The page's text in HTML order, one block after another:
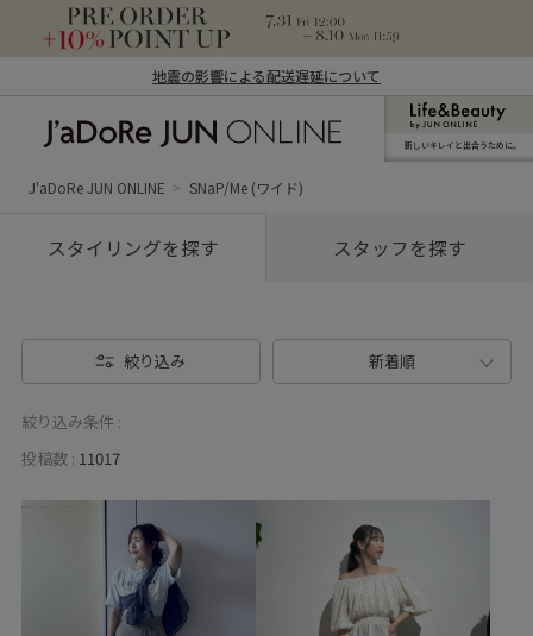
地震の影響による配送遅延について
ン オンライン）
新しいキレイと出合うために。
J'aDoRe JUN ONLINE SNaP/Me (ワイド)
スタイリングを探す スタッフを探す
絞り込み 新着順
絞り込み条件 :
投稿数 : 11017